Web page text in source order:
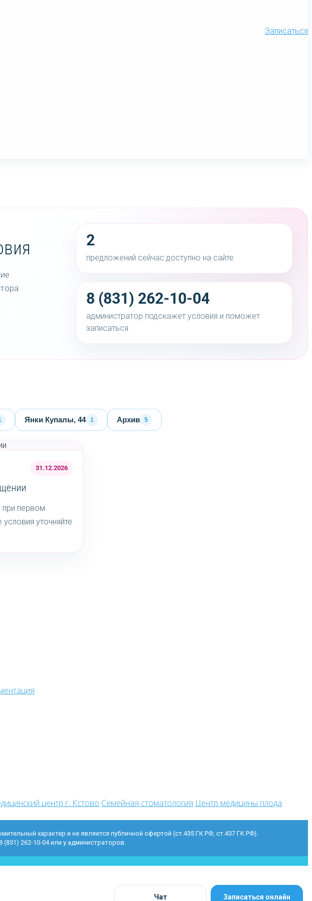
Записаться
2
предложений сейчас доступно на сайте
8 (831) 262-10-04
администратор подскажет условия и поможет
записаться
Янки Купалы, 44 1 Архив 5
31.12.2026
при первом
уточняйте
центр г. Кстово Семейная стоматология Центр медицины плода
характер и не является публичной офертой (ст.435 ГК РФ, ст.437 ГК РФ).
(831) 262-10-04 или у администраторов.
Чат Записаться онлайн